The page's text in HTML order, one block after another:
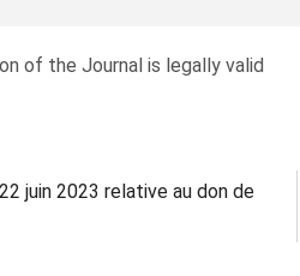
of the Journal is legally valid
juin 2023 relative au don de